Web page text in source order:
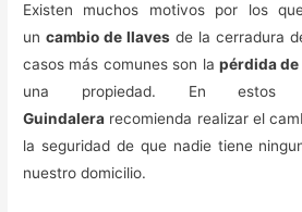
Existen muchos motivos por los
uncambio de llaves de la cerradura
casos más comunes son la pérdida
una propiedad. En
Guindalera recomienda realizar el
la seguridad de que nadie tiene
nuestro domicilio.